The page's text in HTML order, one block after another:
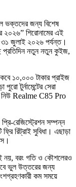
ভক্তদের জন্য বিশেষ
২০২৬” শিরোনামের এই
৩১ জুলাই ২০২৬ পর্যন্ত।
প্রতিদিন নতুন নতুন কুইজ,
১০,০০০ টাকার প্রাইজ
টুর্নামেন্টের সেরা
নিউ Realme C85 Pro
রেজিস্ট্রেশন সম্পন্ন
রিট্রাই সুবিধা। এছাড়া
নয়, বরং গতি ও কৌশলেরও
ভুল উত্তরের জন্য
কম সময়ে